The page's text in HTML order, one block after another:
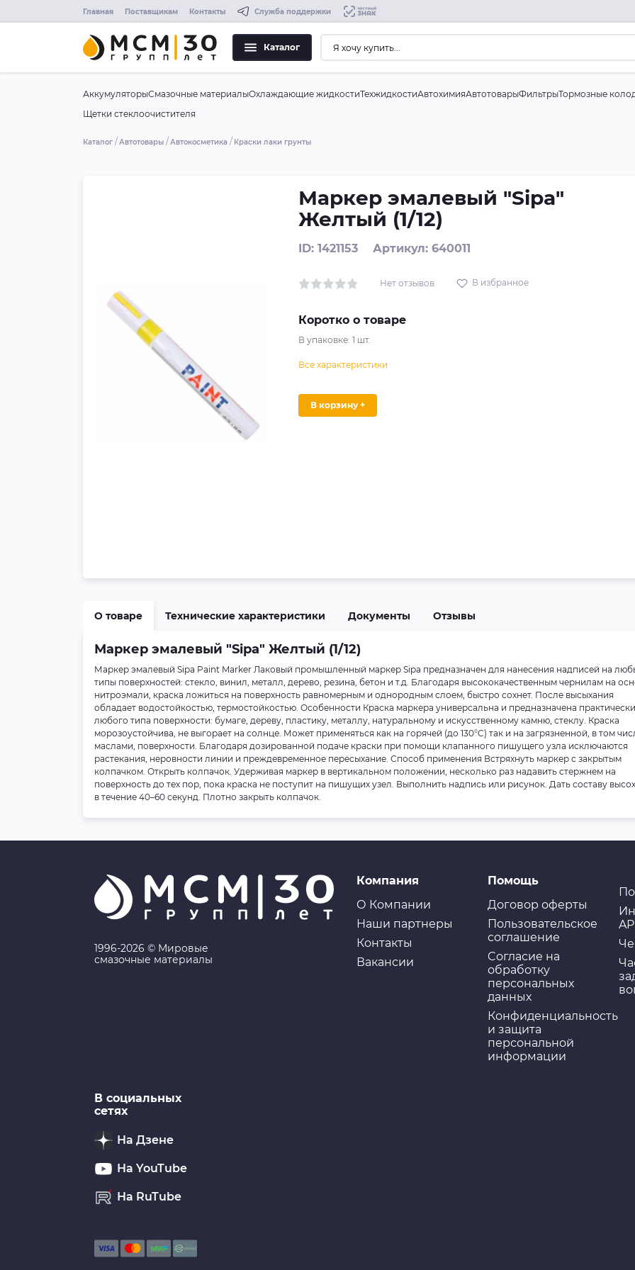
Главная Поставщикам Контакты Служба поддержки
Каталог
АккумуляторыСмазочные материалыОхлаждающие жидкостиТехжидкостиАвтохимияАвтотоварыФильтрыТормозные
Щетки стеклоочистителя
Каталог Автотовары Автокосметика Краски лаки грунты
Маркер эмалевый "Sipa"
Желтый (1/12)
ID: 1421153 Артикул: 640011
Нет отзывов В избранное
Коротко о товаре
В упаковке:1 шт.
Все характеристики
В корзину +
О товаре Технические характеристики Документы Отзывы
Маркер эмалевый "Sipa" Желтый (1/12)
Маркер эмалевый Sipa Paint Marker Лаковый промышленный маркер Sipa предназначен для нанесения надписей на
типы поверхностей: стекло, винил, металл, дерево, резина, бетон и т.д. Благодаря высококачественным чернилам на
нитроэмали, краска ложиться на поверхность равномерным и однородным слоем, быстро сохнет. После высыхания
обладает водостойкостью, термостойкостью. Особенности Краска маркера универсальна и предназначена
любого типа поверхности: бумаге, дереву, пластику, металлу, натуральному и искусственному камню, стеклу. Краска
морозоустойчива, не выгорает на солнце. Может применяться как на горячей (до 130°C) так и на загрязненной, в том
маслами, поверхности. Благодаря дозированной подаче краски при помощи клапанного пишущего узла исключаются
растекания, неровности линии и преждевременное пересыхание. Способ применения Встряхнуть маркер с закрытым
колпачком. Открыть колпачок. Удерживая маркер в вертикальном положении, несколько раз надавить стержнем на
поверхность до тех пор, пока краска не поступит на пишущих узел. Выполнить надпись или рисунок. Дать составу
в течение 40–60 секунд. Плотно закрыть колпачок.
1996-2026 © Мировые
смазочные материалы
Компания
О Компании
Наши партнеры
Контакты
Вакансии
Помощь
Договор оферты
Пользовательское
соглашение
Cогласие на
обработку
персональных
данных
Конфиденциальность
и защита
персональной
информации
В социальных
сетях
На Дзене
На YouTube
На RuTube